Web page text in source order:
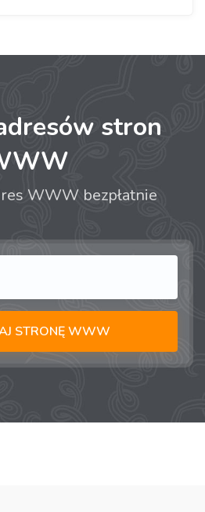
stron
WWW bezpłatnie
STRONĘ WWW